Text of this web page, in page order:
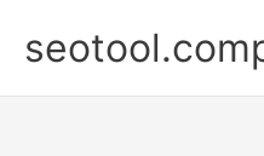
dung